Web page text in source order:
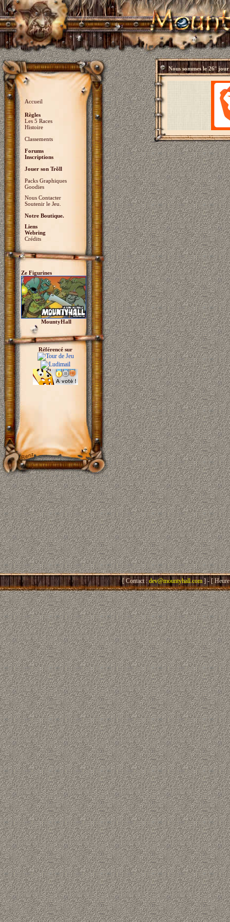
Accueil
Règles
Les 5 Races
Histoire
Classements
Forums
Inscriptions
Jouer son Trõll
Packs Graphiques
Goodies
Nous Contacter
Soutenir le Jeu.
Notre Boutique.
Liens
Webring
Crédits
Ze Figurines
MountyHall
Référencé sur
Nous sommes le26° jour
[ Contact : dev@mountyhall.com] - [ Heure